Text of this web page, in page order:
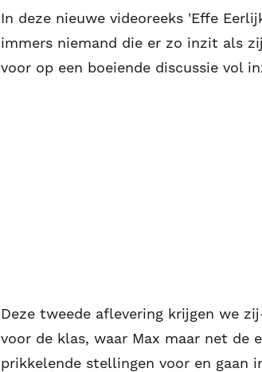
In deze nieuwe videoreeks 'Effe
immers niemand die er zo inzit als
voor op een boeiende discussie vol
Deze tweede aflevering krijgen we
voor de klas, waar Max maar net de
prikkelende stellingen voor en gaan